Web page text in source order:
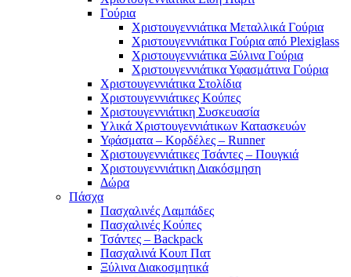
Γούρια
Χριστουγεννιάτικα Μεταλλικά Γούρια
Χριστουγεννιάτικα Γούρια από Plexiglass
Χριστουγεννιάτικα Ξύλινα Γούρια
Χριστουγεννιάτικα Υφασμάτινα Γούρια
Χριστουγεννιάτικα Στολίδια
Χριστουγεννιάτικες Κούπες
Χριστουγεννιάτικη Συσκευασία
Υλικά Χριστουγεννιάτικων Κατασκευών
Υφάσματα – Κορδέλες – Runner
Χριστουγεννιάτικες Τσάντες – Πουγκιά
Χριστουγεννιάτικη Διακόσμηση
Δώρα
Πάσχα
Πασχαλινές Λαμπάδες
Πασχαλινές Κούπες
Τσάντες – Backpack
Πασχαλινά Κουπ Πατ
Ξύλινα Διακοσμητικά